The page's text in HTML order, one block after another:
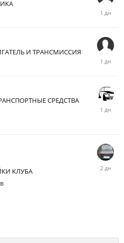
Вчера
И ТРАНСМИССИЯ
Вчера
СРЕДСТВА
Среда
КЛУБА
Среда